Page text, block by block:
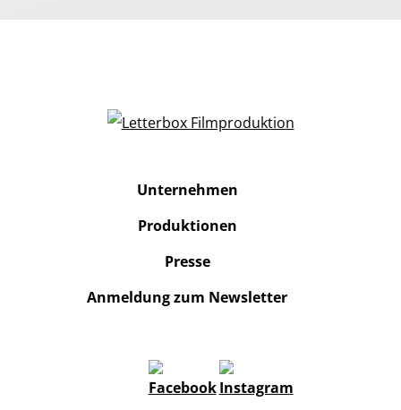
Unternehmen
Produktionen
Presse
Anmeldung zum Newsletter